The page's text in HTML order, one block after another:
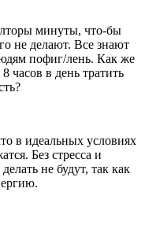
минуты, что-бы
не делают. Все знают
пофиг/лень. Как же
часов в день тратить
в идеальных условиях
Без стресса и
не будут, так как